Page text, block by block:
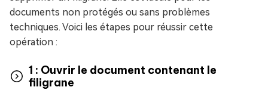
documents non protégés ou sans problèmes
techniques. Voici les étapes pour réussir cette
opération :
1 : Ouvrir le document contenant le
filigrane